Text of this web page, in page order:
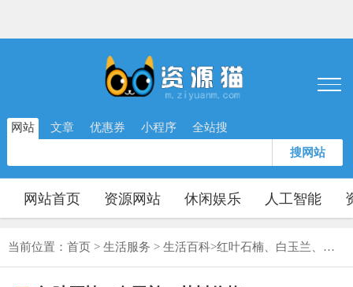
网站 文章 优惠券 小程序 全站搜
搜网站
网站首页 资源网站 休闲娱乐 人工智能
当前位置： 首页 > 生活服务 > 生活百科>红叶石楠、白玉兰、朴树价格